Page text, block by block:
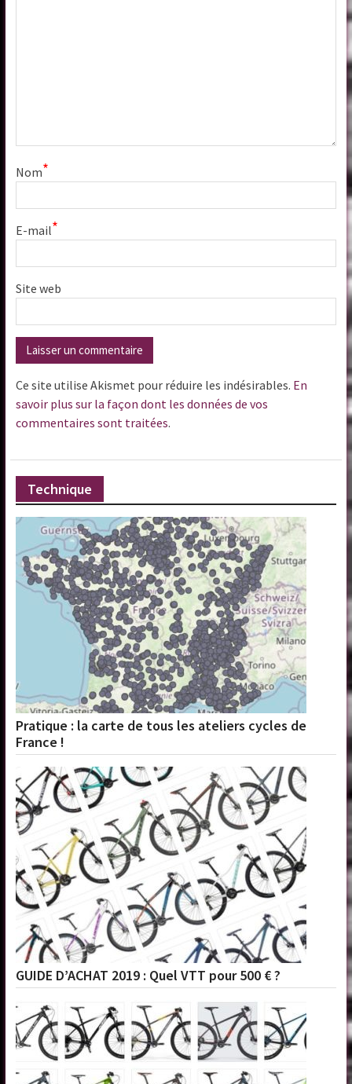
Nom*
E-mail*
Site web
Ce site utilise Akismet pour réduire les indésirables. En
savoir plus sur la façon dont les données de vos
commentaires sont traitées.
Technique
Pratique : la carte de tous les ateliers cycles de
France !
GUIDE D’ACHAT 2019 : Quel VTT pour 500 € ?